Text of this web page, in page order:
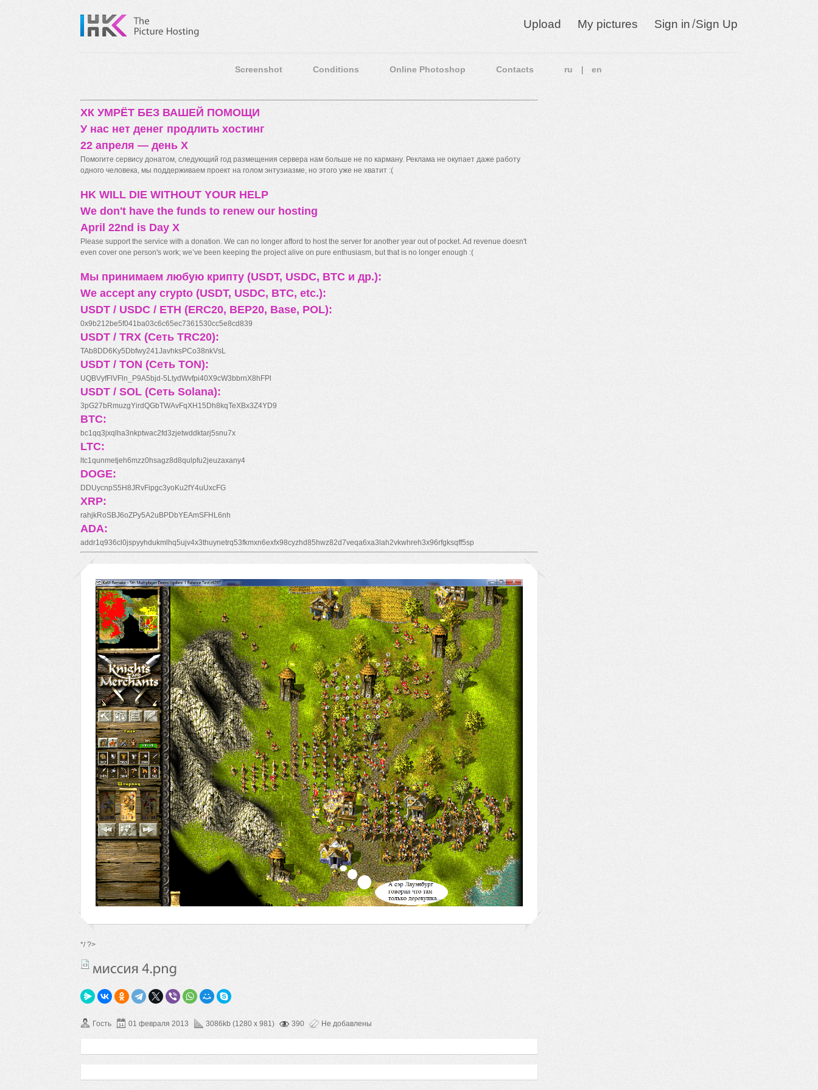
Upload My pictures Sign in/Sign Up
Screenshot Conditions Online Photoshop Contacts ru en
ХК УМРЁТ БЕЗ ВАШЕЙ ПОМОЩИ
У нас нет денег продлить хостинг
22 апреля — день X
Помогите сервису донатом, следующий год размещения сервера нам больше не по карману. Реклама не окупает даже работу
одного человека, мы поддерживаем проект на голом энтузиазме, но этого уже не хватит :(
HK WILL DIE WITHOUT YOUR HELP
We don't have the funds to renew our hosting
April 22nd is Day X
Please support the service with a donation. We can no longer afford to host the server for another year out of pocket. Ad revenue doesn't
even cover one person's work; we’ve been keeping the project alive on pure enthusiasm, but that is no longer enough :(
Мы принимаем любую крипту (USDT, USDC, BTC и др.):
We accept any crypto (USDT, USDC, BTC, etc.):
USDT / USDC / ETH (ERC20, BEP20, Base, POL):
0x9b212be5f041ba03c6c65ec7361530cc5e8cd839
USDT / TRX (Сеть TRC20):
TAb8DD6Ky5Dbfwy241JavhksPCo38nkVsL
USDT / TON (Сеть TON):
UQBVyfFlVFln_P9A5bjd-5LtydWvfpi40X9cW3bbrnX8hFPl
USDT / SOL (Сеть Solana):
3pG27bRmuzgYirdQGbTWAvFqXH15Dh8kqTeXBx3Z4YD9
BTC:
bc1qq3jxqlha3nkptwac2fd3zjetwddktarj5snu7x
LTC:
ltc1qunmetjeh6mzz0hsagz8d8qulpfu2jeuzaxany4
DOGE:
DDUycnpS5H8JRvFipgc3yoKu2fY4uUxcFG
XRP:
rahjkRoSBJ6oZPy5A2uBPDbYEAmSFHL6nh
ADA:
addr1q936cl0jspyyhdukmlhq5ujv4x3thuynetrq53fkmxn6exfx98cyzhd85hwz82d7veqa6xa3lah2vkwhreh3x96rfgksqff5sp
*/ ?>
Гость 01 февраля 2013 3086kb (1280 x 981) 390 Не добавлены